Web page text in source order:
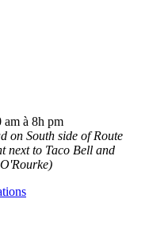
am à 8h pm
on South side of Route
next to Taco Bell and